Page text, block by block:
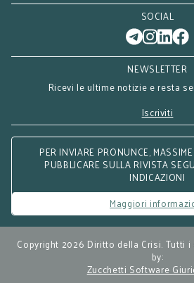
SOCIAL
NEWSLETTER
Ricevi le ultime notizie e resta
Iscriviti
PER INVIARE PRONUNCE,
PUBBLICARE SULLA RIVISTA
INDICAZIONI
Maggiori
Copyright 2026 Diritto della Crisi. Tutti
by:
Zucchetti Software